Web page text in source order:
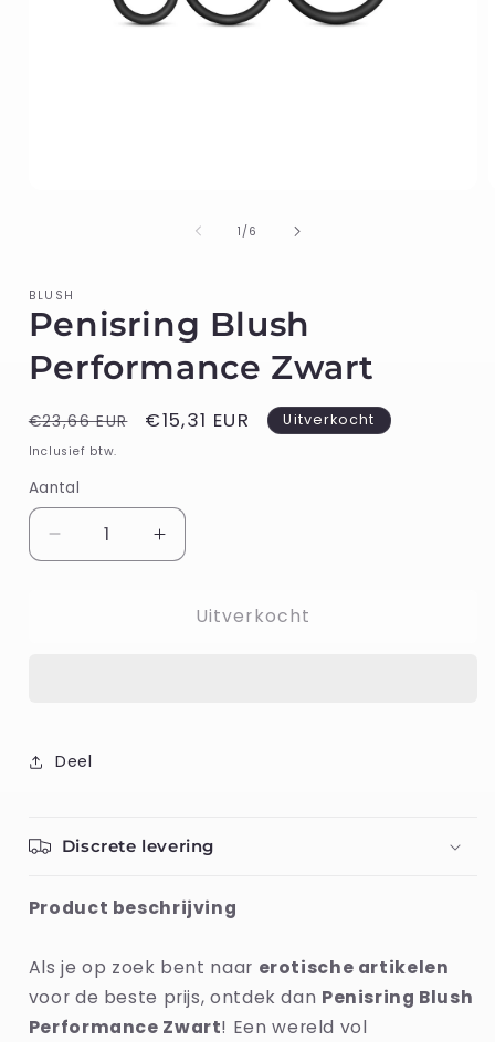
1 /van
6
BLUSH
Penisring Blush
Performance Zwart
Normale
prijs
€23,66 EUR Aanbiedingsprijs
€15,31 EUR Uitverkocht
Inclusief btw.
Aantal
Aantal
verlagen
Aantal
verhogen
Penisring
Uitverkocht
Deel
Discrete levering
Product beschrijving
Als je op zoek bent naar erotische artikelen
voor de beste prijs, ontdek dan Penisring Blush
Performance Zwart! Een wereld vol